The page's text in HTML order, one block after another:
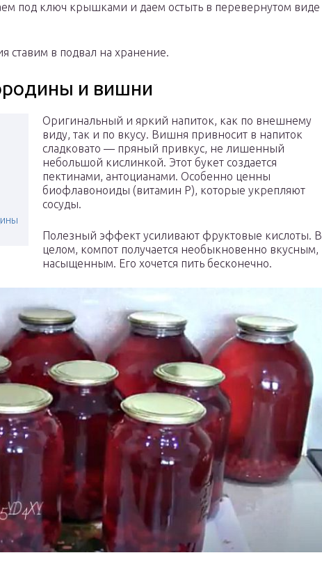
под ключ крышками и даем остыть в перевернутом виде
ставим в подвал на хранение.
и вишни
Оригинальный и яркий напиток, как по внешнему
виду, так и по вкусу. Вишня привносит в напиток
сладковато — пряный привкус, не лишенный
небольшой кислинкой. Этот букет создается
пектинами, антоцианами. Особенно ценны
биофлавоноиды (витамин Р), которые укрепляют
сосуды.
Полезный эффект усиливают фруктовые кислоты. В
целом, компот получается необыкновенно вкусным,
насыщенным. Его хочется пить бесконечно.